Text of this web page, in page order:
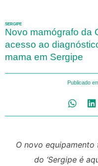
SERGIPE
Novo mamógrafo da
acesso ao
mama em Sergipe
Publicado
O novo equipamento foi inaugurado na 56ª edição
do ‘Sergipe é